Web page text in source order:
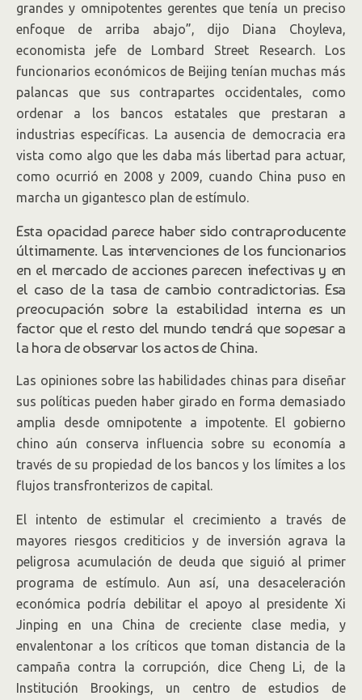
grandes y omnipotentes gerentes que tenía un preciso
enfoque de arriba abajo”, dijo Diana Choyleva,
economista jefe de Lombard Street Research. Los
funcionarios económicos de Beijing tenían muchas más
palancas que sus contrapartes occidentales, como
ordenar a los bancos estatales que prestaran a
industrias específicas. La ausencia de democracia era
vista como algo que les daba más libertad para actuar,
como ocurrió en 2008 y 2009, cuando China puso en
marcha un gigantesco plan de estímulo.
Esta opacidad parece haber sido contraproducente
últimamente. Las intervenciones de los funcionarios
en el mercado de acciones parecen inefectivas y en
el caso de la tasa de cambio contradictorias. Esa
preocupación sobre la estabilidad interna es un
factor que el resto del mundo tendrá que sopesar a
la hora de observar los actos de China.
Las opiniones sobre las habilidades chinas para diseñar
sus políticas pueden haber girado en forma demasiado
amplia desde omnipotente a impotente. El gobierno
chino aún conserva influencia sobre su economía a
través de su propiedad de los bancos y los límites a los
flujos transfronterizos de capital.
El intento de estimular el crecimiento a través de
mayores riesgos crediticios y de inversión agrava la
peligrosa acumulación de deuda que siguió al primer
programa de estímulo. Aun así, una desaceleración
económica podría debilitar el apoyo al presidente Xi
Jinping en una China de creciente clase media, y
envalentonar a los críticos que toman distancia de la
campaña contra la corrupción, dice Cheng Li, de la
Institución Brookings, un centro de estudios de